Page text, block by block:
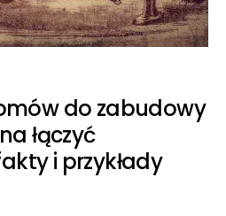
do zabudowy
łączyć
i przykłady